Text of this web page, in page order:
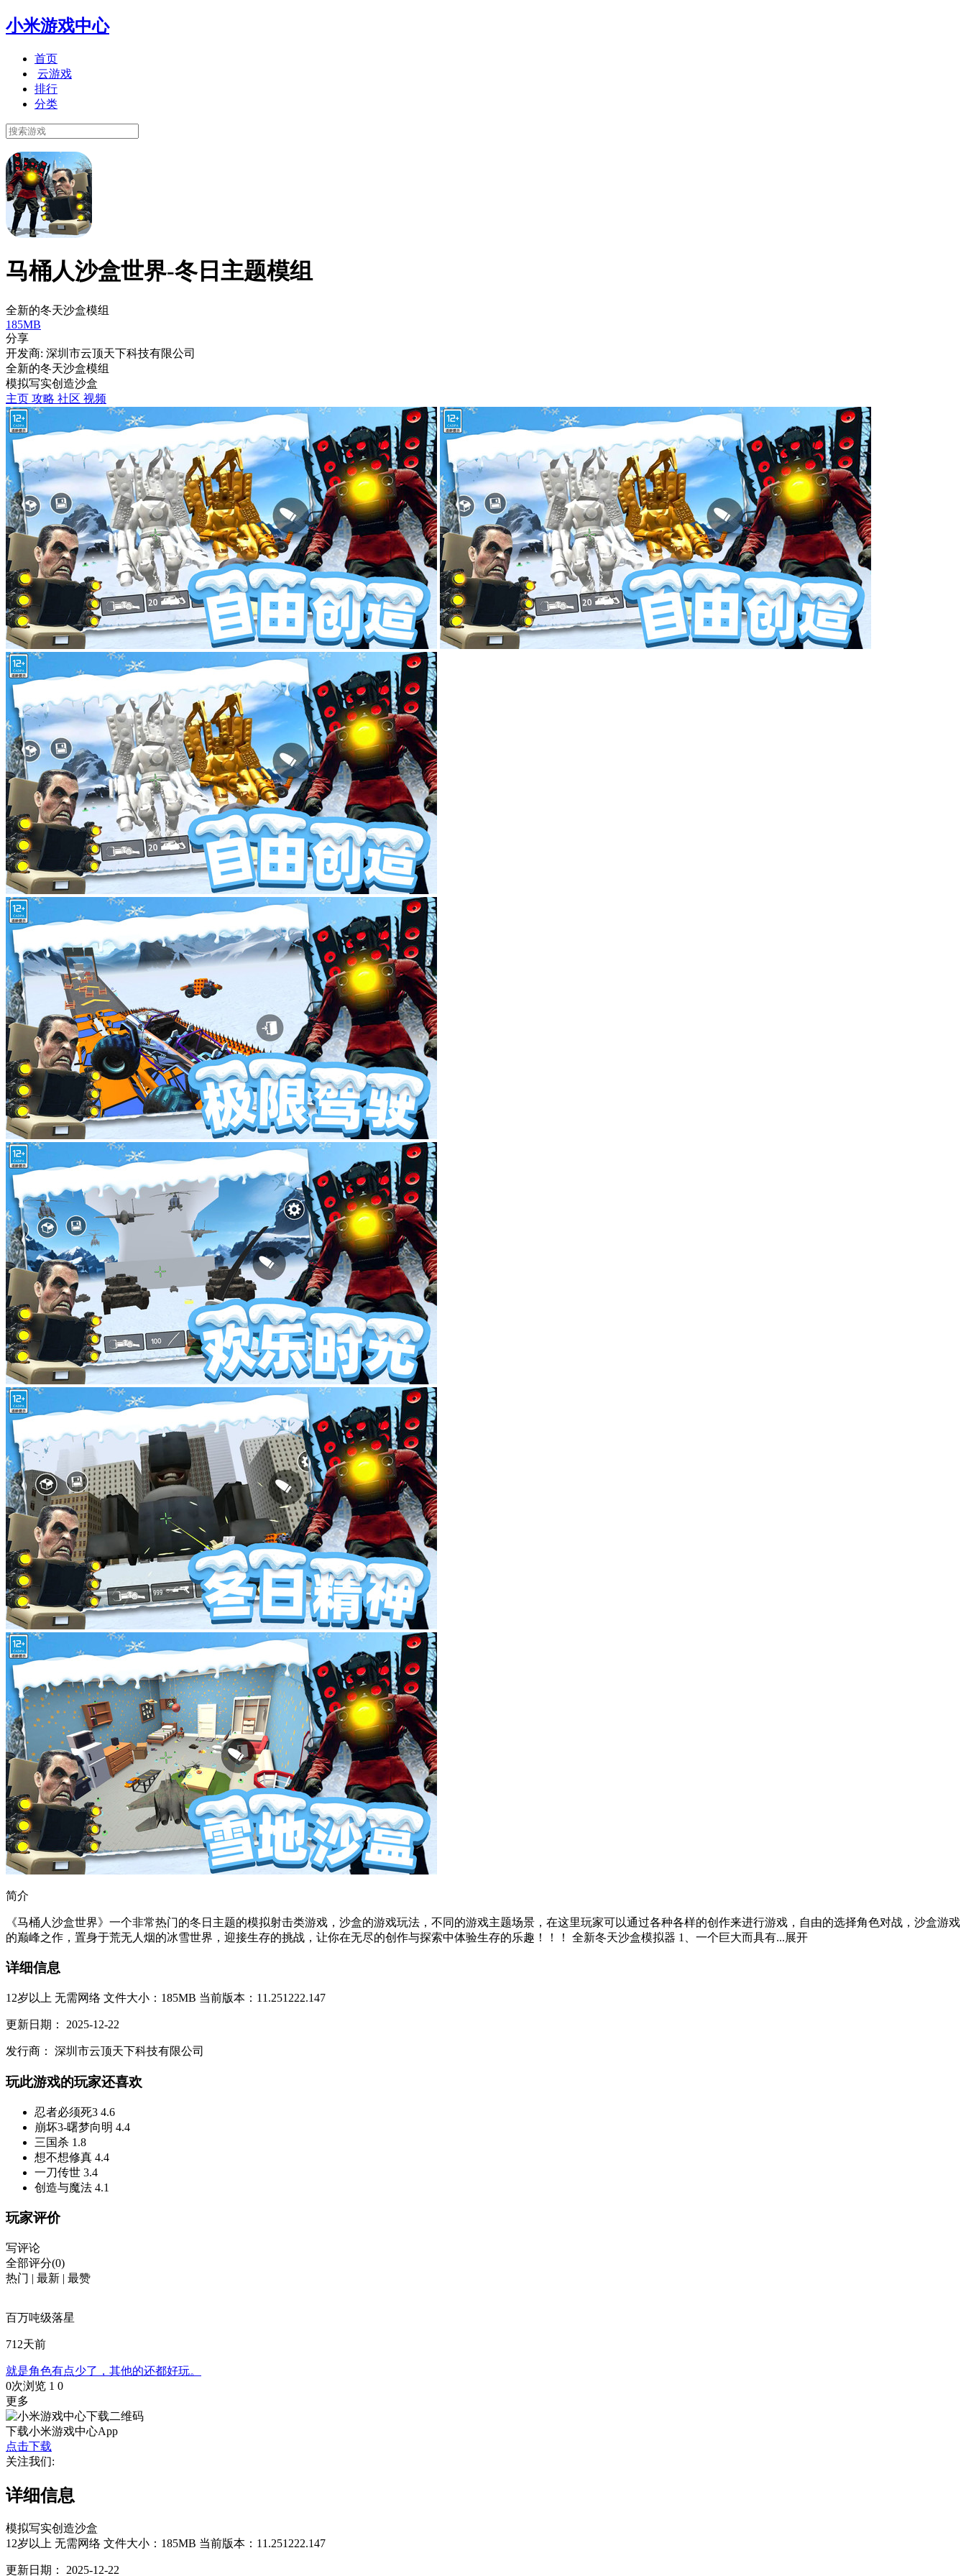
小米游戏中心
首页
云游戏
排行
分类
马桶人沙盒世界-冬日主题模组
全新的冬天沙盒模组
185MB
分享
开发商: 深圳市云顶天下科技有限公司
全新的冬天沙盒模组
模拟写实创造沙盒
主页 攻略 社区 视频
简介
《马桶人沙盒世界》一个非常热门的冬日主题的模拟射击类游戏，沙盒的游戏玩法，不同的游戏主题场景，在这里玩家可以通过各种各样的创作来进行游戏，自由的选择角色对战，沙盒游戏
的巅峰之作，置身于荒无人烟的冰雪世界，迎接生存的挑战，让你在无尽的创作与探索中体验生存的乐趣！！！ 全新冬天沙盒模拟器 1、一个巨大而具有...展开
详细信息
12岁以上 无需网络 文件大小：185MB 当前版本：11.251222.147
更新日期： 2025-12-22
发行商： 深圳市云顶天下科技有限公司
玩此游戏的玩家还喜欢
忍者必须死3 4.6
崩坏3-曙梦向明 4.4
三国杀 1.8
想不想修真 4.4
一刀传世 3.4
创造与魔法 4.1
玩家评价
写评论
全部评分(0)
热门 | 最新 | 最赞
百万吨级落星
712天前
就是角色有点少了，其他的还都好玩。
0次浏览 1 0
更多
下载小米游戏中心App
点击下载
关注我们:
详细信息
模拟写实创造沙盒
12岁以上 无需网络 文件大小：185MB 当前版本：11.251222.147
更新日期： 2025-12-22